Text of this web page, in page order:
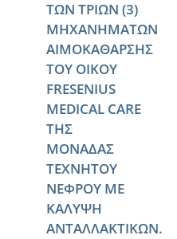
ΤΩΝ ΤΡΙΩΝ (3)
ΜΗΧΑΝΗΜΑΤΩΝ
ΑΙΜΟΚΑΘΑΡΣΗΣ
ΤΟΥ ΟΙΚΟΥ
FRESENIUS
MEDICAL CARE
ΤΗΣ
ΜΟΝΑΔΑΣ
ΤΕΧΝΗΤΟΥ
ΝΕΦΡΟΥ ΜΕ
ΚΑΛΥΨΗ
ΑΝΤΑΛΛΑΚΤΙΚΩΝ.